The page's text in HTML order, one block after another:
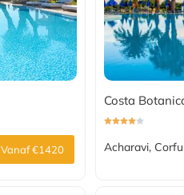
Vanaf €1420
Costa
Acharavi, Corfu